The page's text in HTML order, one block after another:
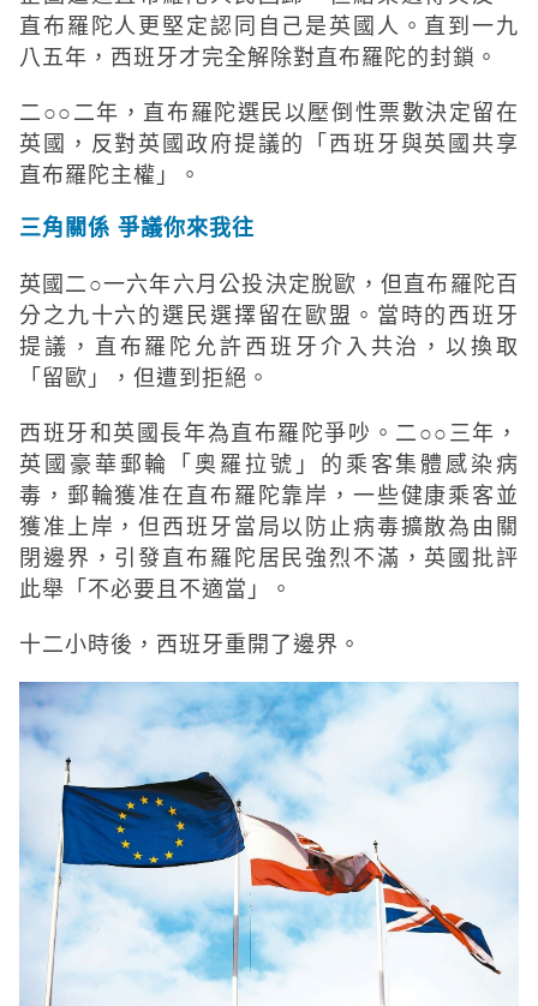
直布羅陀人更堅定認同自己是英國人。直到一九
八五年，西班牙才完全解除對直布羅陀的封鎖。
二○○二年，直布羅陀選民以壓倒性票數決定留在
英國，反對英國政府提議的「西班牙與英國共享
直布羅陀主權」。
三角關係 爭議你來我往
英國二○一六年六月公投決定脫歐，但直布羅陀百
分之九十六的選民選擇留在歐盟。當時的西班牙
提議，直布羅陀允許西班牙介入共治，以換取
「留歐」，但遭到拒絕。
西班牙和英國長年為直布羅陀爭吵。二○○三年，
英國豪華郵輪「奧羅拉號」的乘客集體感染病
毒，郵輪獲准在直布羅陀靠岸，一些健康乘客並
獲准上岸，但西班牙當局以防止病毒擴散為由關
閉邊界，引發直布羅陀居民強烈不滿，英國批評
此舉「不必要且不適當」。
十二小時後，西班牙重開了邊界。